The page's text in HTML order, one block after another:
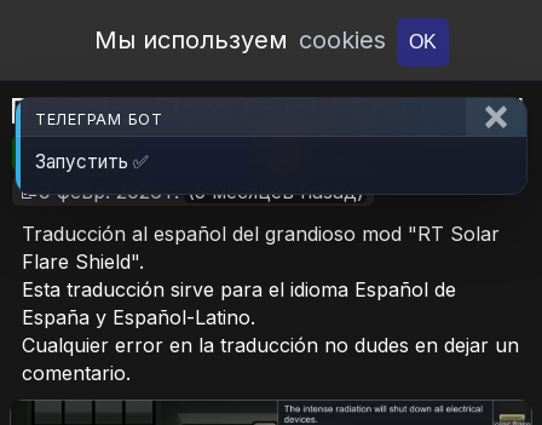
Open Workshop
Мы используем cookies OK
RT Solar Flare Shield En Español
🎮RimWorld 📦163.2 KB
📝9 февр. 2026 г. (5 месяцев назад)
Traducción al español del grandioso mod "RT Solar
Flare Shield".
Esta traducción sirve para el idioma Español de
España y Español-Latino.
Cualquier error en la traducción no dudes en dejar un
comentario.
ТЕЛЕГРАМ БОТ
Запустить ✅